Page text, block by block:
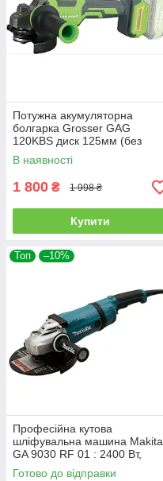
Потужна акумуляторна
болгарка Grosser GAG
120KBS диск 125мм (без
АКБ)
В наявності
1 800 ₴ 1 998 ₴
Купити
Топ –10%
Професійна кутова
шліфувальна машина Makita
GA 9030 RF 01 : 2400 Вт,
230мм
Готово до відправки